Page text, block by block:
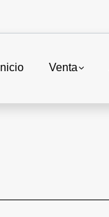
Inicio Venta